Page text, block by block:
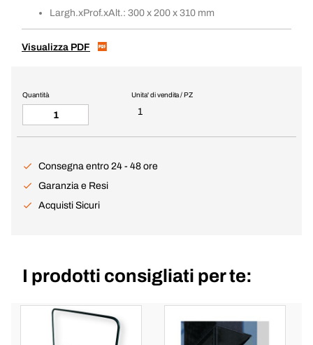
Largh.xProf.xAlt.: 300 x 200 x 310 mm
Visualizza PDF
Unita' di vendita / PZ
1
Quantità
Consegna entro 24 - 48 ore
Garanzia e Resi
Acquisti Sicuri
I prodotti consigliati per te: